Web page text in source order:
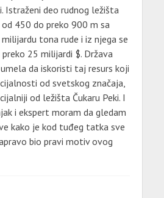
Istraženi deo rudnog ležišta
450 do preko 900 m sa
tona rude i iz njega se
25 milijardi $. Država
da iskoristi taj resurs koji
od svetskog značaja,
od ležišta Čukaru Peki. I
i ekspert moram da gledam
kako je kod tuđeg tatka sve
bio pravi motiv ovog